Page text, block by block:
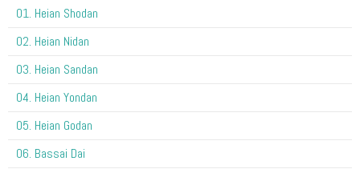
01. Heian Shodan
02. Heian Nidan
03. Heian Sandan
04. Heian Yondan
05. Heian Godan
06. Bassai Dai